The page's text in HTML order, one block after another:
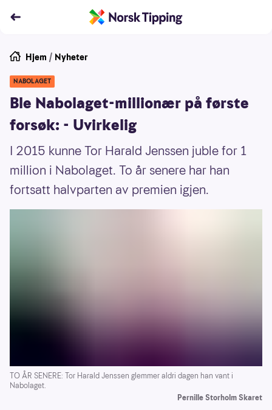
Hjem / Nyheter
NABOLAGET
Ble Nabolaget-millionær på første
forsøk: - Uvirkelig
I 2015 kunne Tor Harald Jenssen juble for 1
million i Nabolaget. To år senere har han
fortsatt halvparten av premien igjen.
TO ÅR SENERE: Tor Harald Jenssen glemmer aldri dagen han vant i
Nabolaget.
Pernille Storholm Skaret